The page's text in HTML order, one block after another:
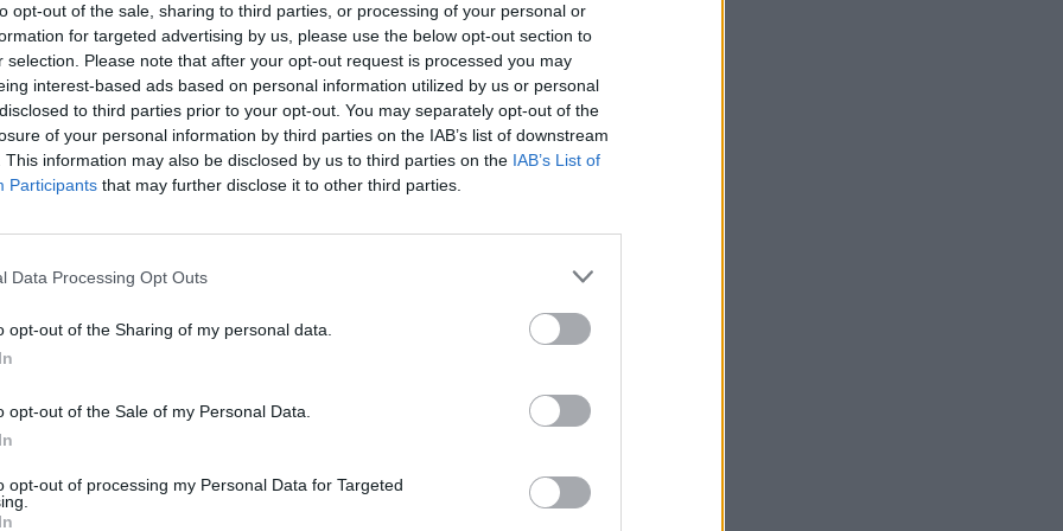
opt-out of the sale, sharing to third parties, or processing of your personal or
for targeted advertising by us, please use the below opt-out section to
selection. Please note that after your opt-out request is processed you may
interest-based ads based on personal information utilized by us or personal
to third parties prior to your opt-out. You may separately opt-out of the
of your personal information by third parties on the IAB’s list of downstream
This information may also be disclosed by us to third parties on the IAB’s List of
Participants that may further disclose it to other third parties.
Data Processing Opt Outs
opt-out of the Sharing of my personal data.
opt-out of the Sale of my Personal Data.
opt-out of processing my Personal Data for Targeted
para a cidade ser “Capital Nacional da
promover e valorizar as políticas municipais
estes têm na comunidade».
foi feito esta Quinta-feira pelo presidente da
reunião pública do executivo e na qual marcaram
da iniciativa “Um dia com o Presidente”. Citado
as Beiras”, o autarca explicou que pretende-se
possam «compreender a importância que a
que é a determinação do futuro».
na candidatura que será submetida até ao próximo
amigo dos jovens”, reflectindo a energia e o
referência nacional nas políticas de juventude»,